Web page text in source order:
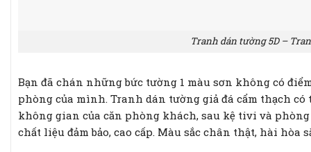
Tranh dán tường 5D –
Bạn đã chán những bức tường 1 màu sơn không có
phòng của mình. Tranh dán tường giả đá cẩm thạch
không gian của căn phòng khách, sau kệ tivi và
chất liệu đảm bảo, cao cấp. Màu sắc chân thật, hài